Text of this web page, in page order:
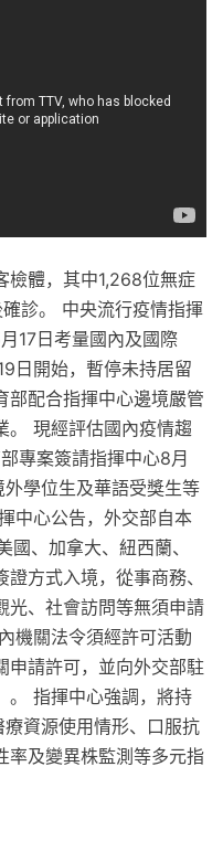
檢體，其中1,268位無症
診。 中央流行疫情指揮
17日考量國內及國際
日開始，暫停未持居留
部配合指揮中心邊境嚴管
。 現經評估國內疫情趨
專案簽請指揮中心8月
學位生及華語受獎生等
中心公告，外交部自本
國、加拿大、紐西蘭、
方式入境，從事商務、
光、社會訪問等無須申請
機關法令須經許可活動
申請許可，並向外交部駐
。 指揮中心強調，將持
資源使用情形、口服抗
率及變異株監測等多元指